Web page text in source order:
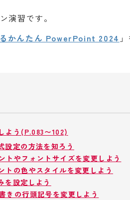
演習です。
かんたん PowerPoint 2024
よう(P.083〜102)
設定の方法を知ろう
やフォントサイズを変更しよう
の色やスタイルを変更しよう
設定しよう
の行頭記号を変更しよう